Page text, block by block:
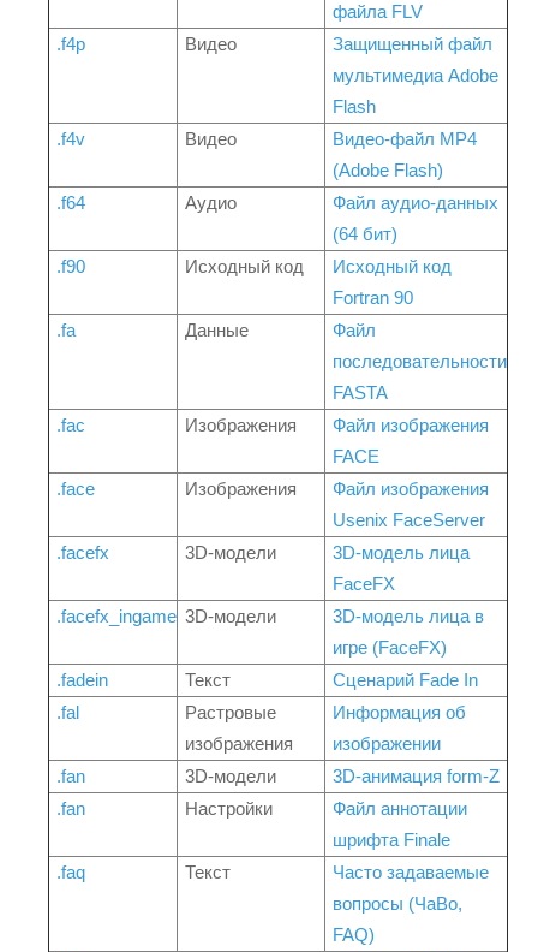
файла FLV
.f4p
Видео
Защищенный файл
мультимедиа Adobe
Flash
.f4v
Видео
Видео-файл MP4
(Adobe Flash)
.f64
Аудио
Файл аудио-данных
(64 бит)
.f90
Исходный код
Исходный код
Fortran 90
.fa
Данные
Файл
последовательности
FASTA
.fac
Изображения
Файл изображения
FACE
.face
Изображения
Файл изображения
Usenix FaceServer
.facefx
3D-модели
3D-модель лица
FaceFX
.facefx_ingame 3D-модели
3D-модель лица в
игре (FaceFX)
.fadein
Текст
Сценарий Fade In
.fal
Растровые
изображения
Информация об
изображении
.fan
3D-модели
3D-анимация form-Z
.fan
Настройки
Файл аннотации
шрифта Finale
.faq
Текст
Часто задаваемые
вопросы (ЧаВо,
FAQ)